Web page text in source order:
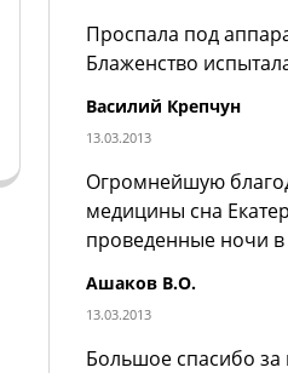
Проспала под
Блаженство
Василий Крепчун
13.03.2013
Огромнейшую
медицины сна
проведенные ночи в
Ашаков В.О.
13.03.2013
Большое спасибо